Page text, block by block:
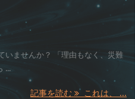
いませんか？ 「理由もなく、災難
...
記事を読む これは、 ...